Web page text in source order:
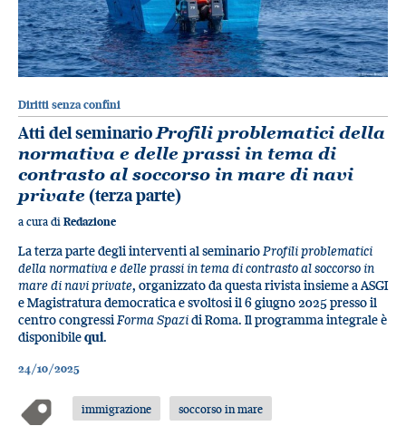
Diritti senza confini
Atti del seminarioProfili problematici della
normativa e delle prassi in tema di
contrasto al soccorso in mare di navi
private (terza parte)
a cura di Redazione
La terza parte degli interventi al seminarioProfili problematici
della normativa e delle prassi in tema di contrasto al soccorso in
mare di navi private, organizzato da questa rivista insieme a ASGI
e Magistratura democratica e svoltosi il 6 giugno 2025 presso il
centro congressiForma Spazidi Roma. Il programma integrale è
disponibilequi.
24/10/2025
immigrazione soccorso in mare